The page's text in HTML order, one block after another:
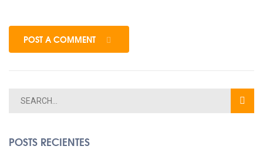
POST A COMMENT
POSTS RECIENTES